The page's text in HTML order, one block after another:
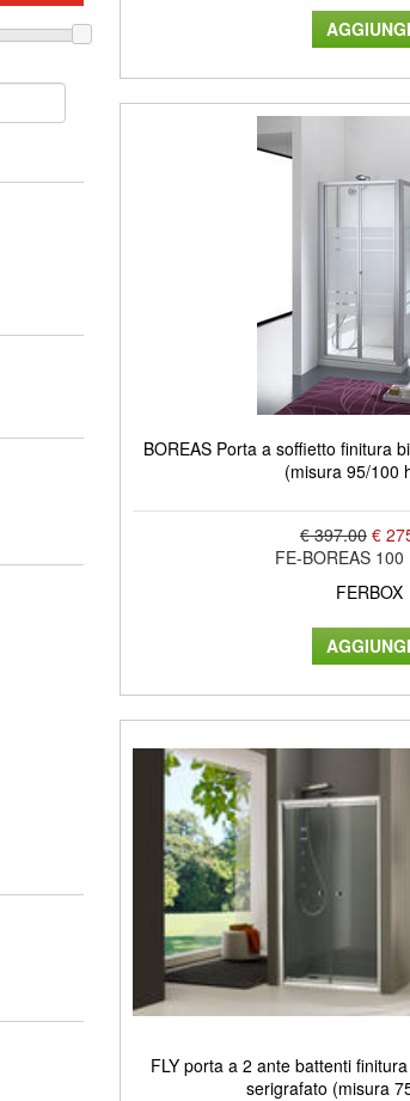
BOREAS Porta a soffietto finitura
(misura 95/100
€ 397.00 €
FE-BOREAS 100
FERBOX
FLY porta a 2 ante battenti
serigrafato (misura